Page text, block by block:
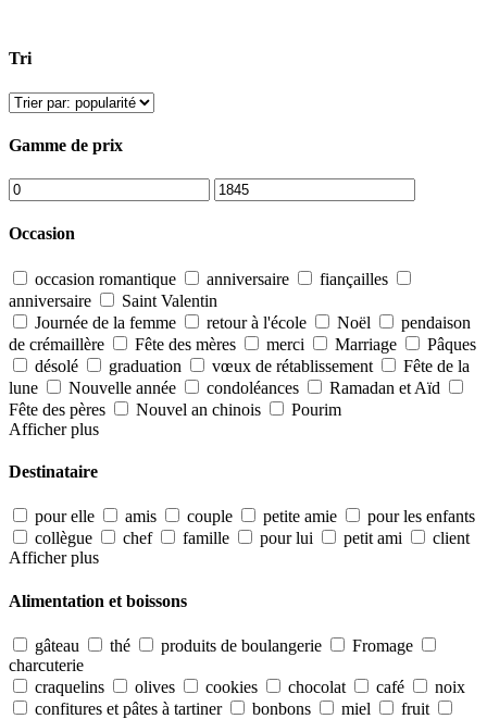
Tri
Gamme de prix
Occasion
occasion romantique anniversaire
fiançailles
anniversaire
Saint Valentin
Journée de la femme
retour à l'école Noël
pendaison
de crémaillère
Fête des mères merci Marriage
Pâques
désolé
graduation vœux de rétablissement
Fête de la
lune
Nouvelle année condoléances
Ramadan et Aïd
Fête des pères
Nouvel an chinois
Pourim
Afficher plus
Destinataire
pour elle amis couple petite amie
pour les enfants
collègue
chef famille pour lui petit ami
client
Afficher plus
Alimentation et boissons
gâteau thé produits de boulangerie
Fromage
charcuterie
craquelins
olives cookies chocolat café
noix
confitures et pâtes à tartiner
bonbons miel
fruit